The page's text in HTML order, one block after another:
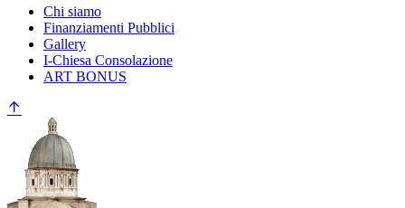
Chi siamo
Finanziamenti Pubblici
Gallery
I-Chiesa Consolazione
ART BONUS